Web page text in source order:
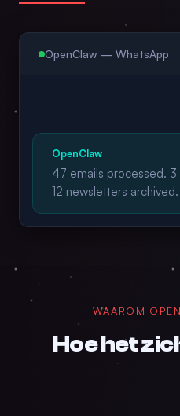
OpenClaw — WhatsApp
OpenClaw
47 emails processed. 3
12 newsletters archived.
WAAROM
Hoe het